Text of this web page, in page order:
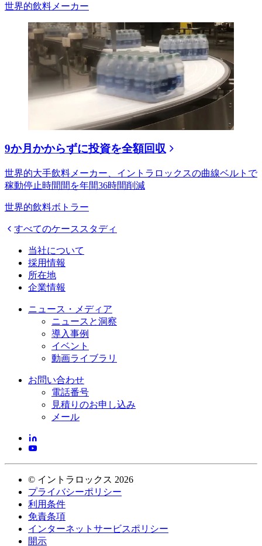
世界的飲料メーカー
9か月かからずに投資を全額回収
世界的大手飲料メーカー、イントラロックスの曲線ベルトで
稼動停止時間間を年間36時間削減
世界的飲料ボトラー
すべてのケーススタディ
当社について
採用情報
所在地
企業情報
ニュース・メディア
ニュースと洞察
導入事例
イベント
動画ライブラリ
お問い合わせ
電話番号
見積りのお申し込み
メール
© イントラロックス 2026
プライバシーポリシー
利用条件
免責条項
インターネットサービスポリシー
開示